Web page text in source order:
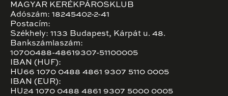
MAGYAR KERÉKPÁROSKLUB
Adószám: 18245402-2-41
Postacím:
Székhely: 1133 Budapest, Kárpát u. 48.
Bankszámlaszám:
10700488-48619307-51100005
IBAN (HUF):
HU66 1070 0488 4861 9307 5110 0005
IBAN (EUR):
HU24 1070 0488 4861 9307 5000 0005